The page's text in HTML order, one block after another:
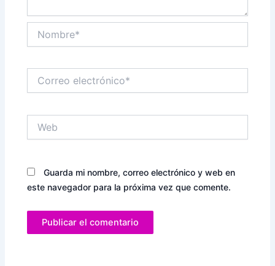
electrónico*
Guarda mi nombre, correo electrónico y web en
este navegador para la próxima vez que comente.